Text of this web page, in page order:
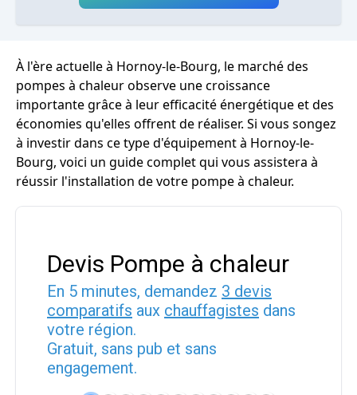
À l'ère actuelle à Hornoy-le-Bourg, le marché des
pompes à chaleur observe une croissance
importante grâce à leur efficacité énergétique et des
économies qu'elles offrent de réaliser. Si vous songez
à investir dans ce type d'équipement à Hornoy-le-
Bourg, voici un guide complet qui vous assistera à
réussir l'installation de votre pompe à chaleur.
Devis Pompe à chaleur
En 5 minutes, demandez 3 devis
comparatifs aux chauffagistes dans
votre région.
Gratuit, sans pub et sans
engagement.